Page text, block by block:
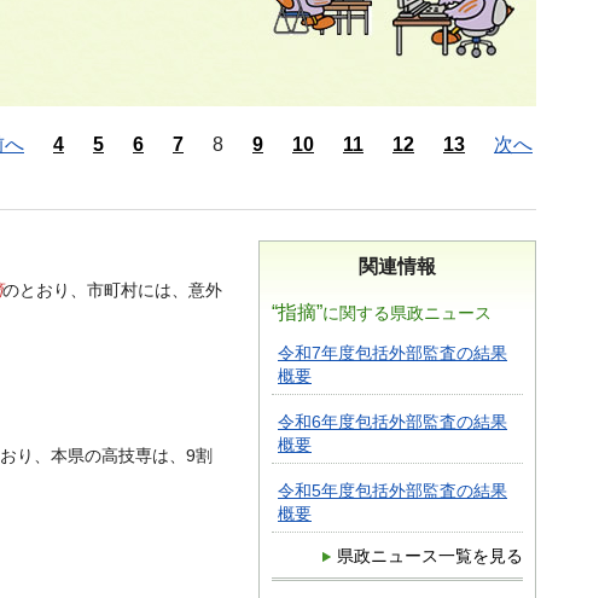
へ 4 5 6 7 8 9 10 11 12 13 次へ
関連情報
“指摘”に関する県政ニュース
令和7年度包括外部監査の結果
概要
令和6年度包括外部監査の結果
概要
令和5年度包括外部監査の結果
概要
県政ニュース一覧を見る
のとおり、市町村には、意外
り、本県の高技専は、9割